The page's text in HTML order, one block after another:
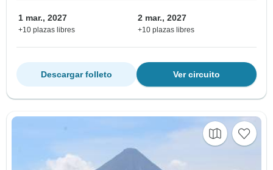
1 mar., 2027
+10 plazas libres
2 mar., 2027
+10 plazas libres
Ver circuito
Descargar folleto